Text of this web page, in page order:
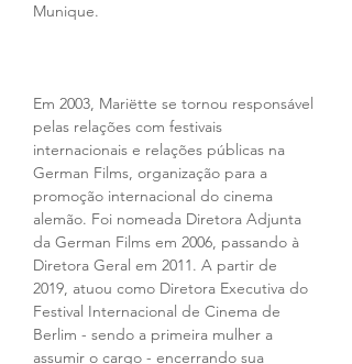
Munique.
Em 2003, Mariëtte se tornou responsável
pelas relações com festivais
internacionais e relações públicas na
German Films, organização para a
promoção internacional do cinema
alemão. Foi nomeada Diretora Adjunta
da German Films em 2006, passando à
Diretora Geral em 2011. A partir de
2019, atuou como Diretora Executiva do
Festival Internacional de Cinema de
Berlim - sendo a primeira mulher a
assumir o cargo - encerrando sua